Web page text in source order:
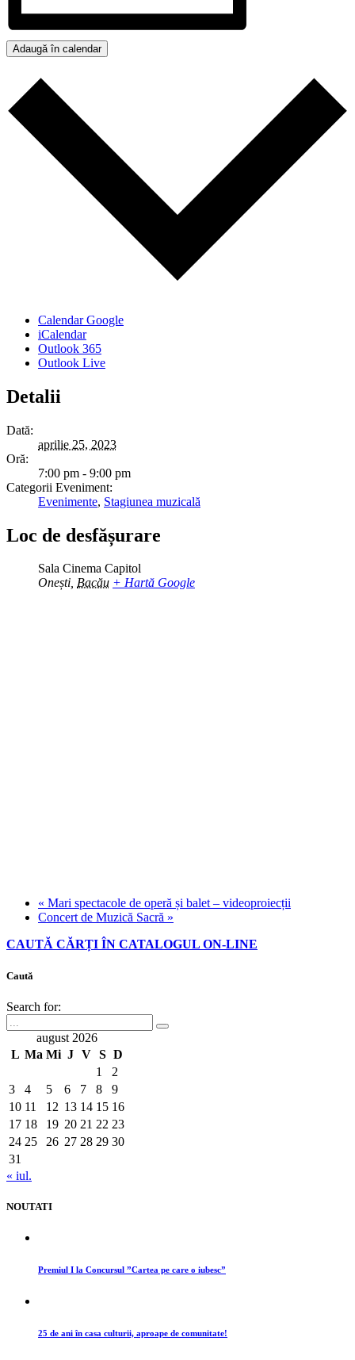
Adaugă în calendar
Calendar Google
iCalendar
Outlook 365
Outlook Live
Detalii
Dată:
aprilie 25, 2023
Oră:
7:00 pm - 9:00 pm
Categorii Eveniment:
Evenimente, Stagiunea muzicală
Loc de desfășurare
Sala Cinema Capitol
Onești, Bacău + Hartă Google
« Mari spectacole de operă și balet – videoproiecții
Concert de Muzică Sacră »
CAUTĂ CĂRȚI ÎN CATALOGUL ON-LINE
Caută
Search for:
august 2026
L Ma Mi J V S D
1
2
3
4 5 6 7 8
9
10 11 12 13 14 15 16
17 18 19 20 21 22 23
24 25 26 27 28 29 30
31
« iul.
NOUTATI
Premiul I la Concursul ”Cartea pe care o iubesc”
25 de ani în casa culturii, aproape de comunitate!